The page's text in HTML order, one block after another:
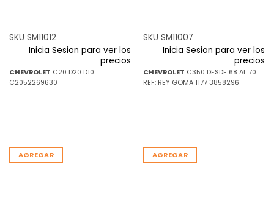
SKU SM11012
Inicia Sesion para ver los
precios
CHEVROLET C20 D20 D10
C2052269630
AGREGAR
SKU SM11007
Inicia Sesion para ver los
precios
CHEVROLET C350 DESDE 68 AL 70
REF: REY GOMA 1177 3858296
AGREGAR